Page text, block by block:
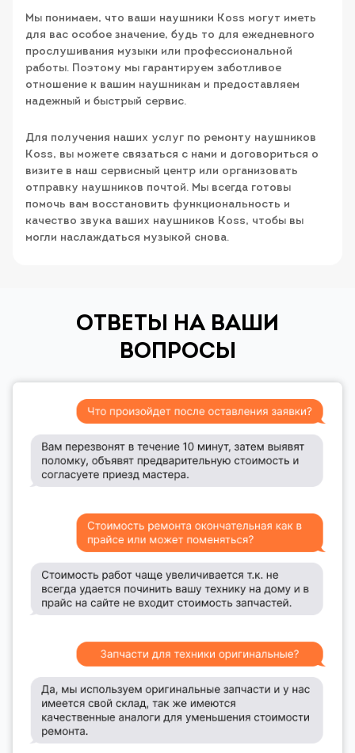
Мы понимаем, что ваши наушники Koss могут иметь
для вас особое значение, будь то для ежедневного
прослушивания музыки или профессиональной
работы. Поэтому мы гарантируем заботливое
отношение к вашим наушникам и предоставляем
надежный и быстрый сервис.
Для получения наших услуг по ремонту наушников
Koss, вы можете связаться с нами и договориться о
визите в наш сервисный центр или организовать
отправку наушников почтой. Мы всегда готовы
помочь вам восстановить функциональность и
качество звука ваших наушников Koss, чтобы вы
могли наслаждаться музыкой снова.
ОТВЕТЫ НА ВАШИ
ВОПРОСЫ